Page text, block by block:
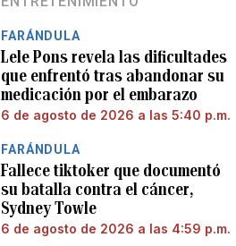
FARÁNDULA
Lele Pons revela las dificultades
que enfrentó tras abandonar su
medicación por el embarazo
6 de agosto de 2026 a las 5:40 p.m.
FARÁNDULA
Fallece tiktoker que documentó
su batalla contra el cáncer,
Sydney Towle
6 de agosto de 2026 a las 4:59 p.m.